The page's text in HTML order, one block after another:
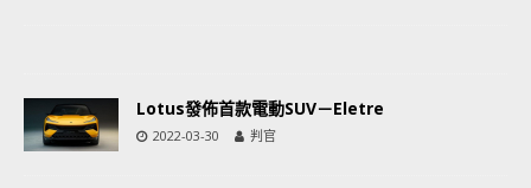
Lotus發佈首款電動SUV－Eletre
2022-03-30 判官